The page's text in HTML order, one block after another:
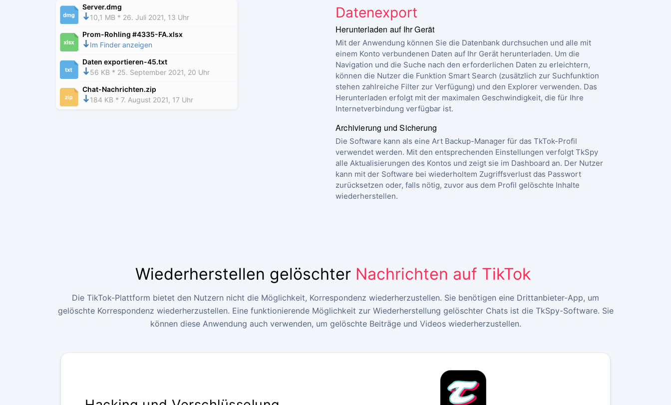
Server.dmg
10,1 MB * 26. Juli 2021, 13 Uhr
Prom-Rohling #4335-FA.xlsx
Im Finder anzeigen
Daten exportieren-45.txt
56 KB * 25. September 2021, 20 Uhr
Chat-Nachrichten.zip
184 KB * 7. August 2021, 17 Uhr
Datenexport
Herunterladen auf Ihr Gerät
Mit der Anwendung können Sie die Datenbank durchsuchen und alle mit
einem Konto verbundenen Daten auf Ihr Gerät herunterladen. Um die
Navigation und die Suche nach den erforderlichen Daten zu erleichtern,
können die Nutzer die Funktion Smart Search (zusätzlich zur Suchfunktion
stehen zahlreiche Filter zur Verfügung) und den Explorer verwenden. Das
Herunterladen erfolgt mit der maximalen Geschwindigkeit, die für Ihre
Internetverbindung verfügbar ist.
Archivierung und Sicherung
Die Software kann als eine Art Backup-Manager für das TkTok-Profil
verwendet werden. Mit den entsprechenden Einstellungen verfolgt TkSpy
alle Aktualisierungen des Kontos und zeigt sie im Dashboard an. Der Nutzer
kann mit der Software bei wiederholtem Zugriffsverlust das Passwort
zurücksetzen oder, falls nötig, zuvor aus dem Profil gelöschte Inhalte
wiederherstellen.
Wiederherstellen gelöschter Nachrichten auf TikTok
Die TikTok-Plattform bietet den Nutzern nicht die Möglichkeit, Korrespondenz wiederherzustellen. Sie benötigen eine Drittanbieter-App, um
gelöschte Korrespondenz wiederherzustellen. Eine funktionierende Möglichkeit zur Wiederherstellung gelöschter Chats ist die TkSpy-Software. Sie
können diese Anwendung auch verwenden, um gelöschte Beiträge und Videos wiederherzustellen.